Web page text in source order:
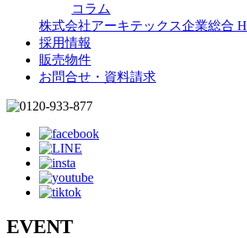
コラム
株式会社アーキテックス企業総合
採用情報
販売物件
お問合せ・資料請求
EVENT